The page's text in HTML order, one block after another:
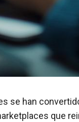
se han
que